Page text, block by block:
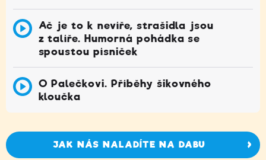
Ač je to k nevíře, strašidla jsou
z talíře. Humorná pohádka se
spoustou písniček
O Palečkovi. Příběhy šikovného
kloučka
JAK NÁS NALADÍTE NA DABU